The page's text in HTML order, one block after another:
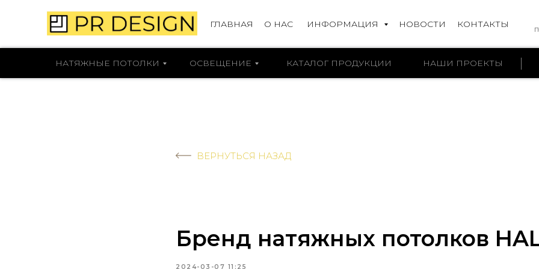
ГЛАВНАЯ О НАС ИНФОРМАЦИЯ НОВОСТИ КОНТАКТЫ
НАТЯЖНЫЕ ПОТОЛКИ ОСВЕЩЕНИЕ КАТАЛОГ ПРОДУКЦИИ НАШИ ПРОЕКТЫ
ВЕРНУТЬСЯ НАЗАД
Бренд натяжных потолков
2024-03-07 11:25